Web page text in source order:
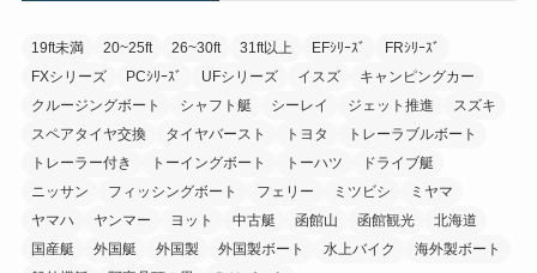
19ft未満 20~25ft 26~30ft 31ft以上 EFｼﾘｰｽﾞ
FRｼﾘｰｽﾞ
FXシリーズ
PCｼﾘｰｽﾞ UFシリーズ イスズ
キャンピングカー
クルージングボート
シャフト艇 シーレイ ジェット推進
スズキ
スペアタイヤ交換
タイヤバースト トヨタ
トレーラブルボート
トレーラー付き
トーイングボート トーハツ
ドライブ艇
ニッサン
フィッシングボート フェリー ミツビシ
ミヤマ
ヤマハ
ヤンマー ヨット 中古艇 函館山 函館観光
北海道
国産艇
外国艇 外国製 外国製ボート 水上バイク
海外製ボート